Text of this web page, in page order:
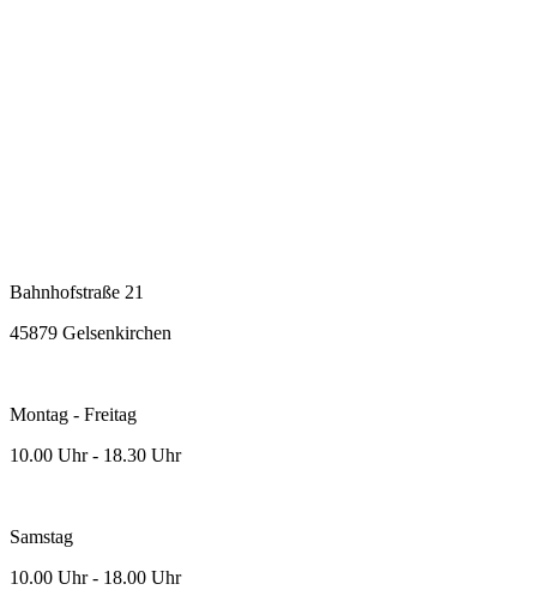
Bahnhofstraße 21
45879 Gelsenkirchen
Montag - Freitag
10.00 Uhr - 18.30 Uhr
Samstag
10.00 Uhr - 18.00 Uhr